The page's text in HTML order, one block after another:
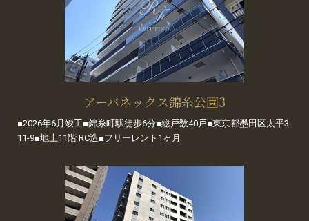
アーバネックス錦糸公園3
■2026年6月竣工■錦糸町駅徒歩6分■総戸数40戸■東京都墨田区太平3-
11-9■地上11階 RC造■フリーレント1ヶ月